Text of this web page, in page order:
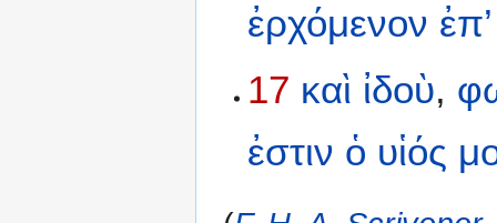
ἐρχόμενον ἐπ’
17 καὶ ἰδοὺ,
ἐστιν ὁ υἱός